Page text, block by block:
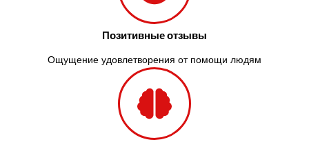
Позитивные отзывы
Ощущение удовлетворения от помощи людям